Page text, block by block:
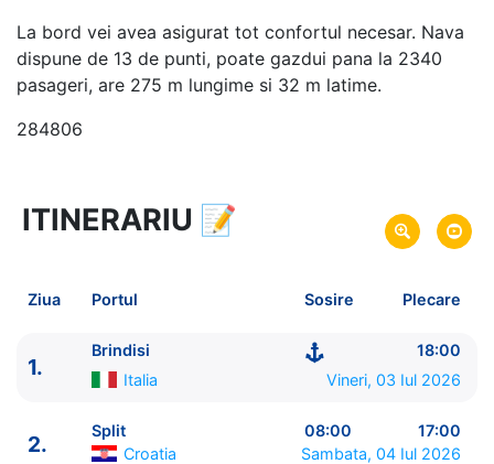
La bord vei avea asigurat tot confortul necesar. Nava
dispune de 13 de punti, poate gazdui pana la 2340
pasageri, are 275 m lungime si 32 m latime.
284806
8 zile vacanta de croaziera in
Marea Mediterana de Est -
Plecare pe 03 Iul 2026 din Brindisi, Italia
MSC Cruises
ITINERARIU 📝
Ziua Portul Sosire Plecare
1.
Brindisi
18:00
Italia
Vineri, 03 Iul 2026
2.
Split 08:00
17:00
Croatia
Sambata, 04 Iul 2026